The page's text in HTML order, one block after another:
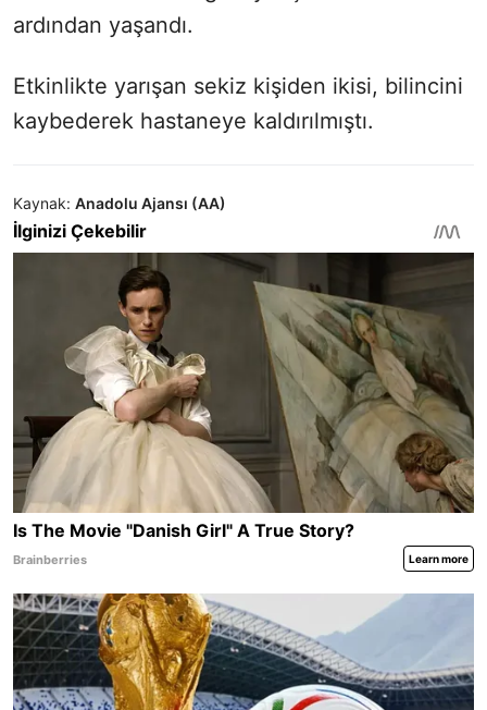
ardından yaşandı.
Etkinlikte yarışan sekiz kişiden ikisi, bilincini
kaybederek hastaneye kaldırılmıştı.
Kaynak: Anadolu Ajansı (AA)